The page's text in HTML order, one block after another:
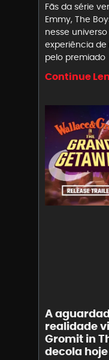
Fãs da série
Emmy, The
nesse
experiência
pelo premiado
Continue
A
realidade
Gromit in
decola